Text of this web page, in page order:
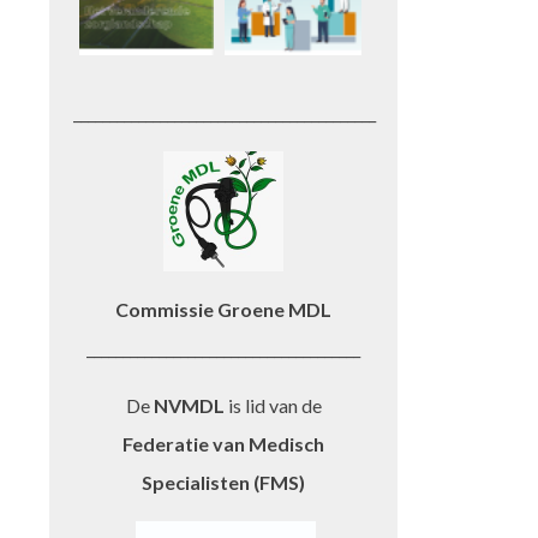
Commissie Groene MDL
De NVMDL is lid van de
Federatie van Medisch
Specialisten (FMS)